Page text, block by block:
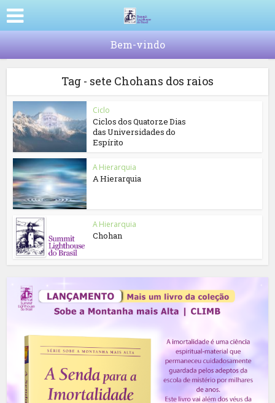
Bem-vindo
Tag - sete Chohans dos raios
Ciclo
Ciclos dos Quatorze Dias
das Universidades do
Espírito
A Hierarquia
A Hierarquia
A Hierarquia
Chohan